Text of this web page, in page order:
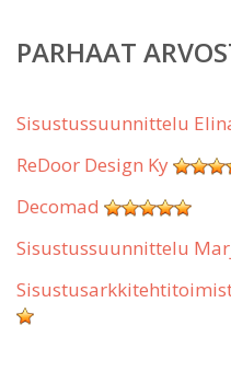
PARHAAT
Sisustussuunnittelu
ReDoor Design Ky
Decomad
Sisustussuunnittelu